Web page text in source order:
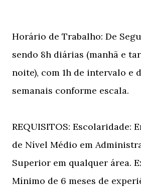
Horário de Trabalho: De
sendo 8h diárias (manhã e
noite), com 1h de intervalo e
semanais conforme escala.
REQUISITOS: Escolaridade:
de Nível Médio em
Superior em qualquer área.
Mínimo de 6 meses de